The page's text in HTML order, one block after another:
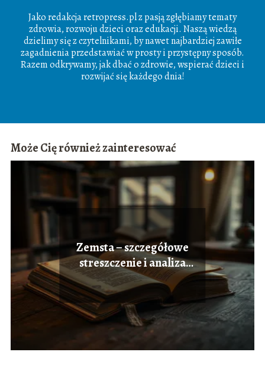
Jako redakcja retropress.pl z pasją zgłębiamy tematy
zdrowia, rozwoju dzieci oraz edukacji. Naszą wiedzą
dzielimy się z czytelnikami, by nawet najbardziej zawiłe
zagadnienia przedstawiać w prosty i przystępny sposób.
Razem odkrywamy, jak dbać o zdrowie, wspierać dzieci i
rozwijać się każdego dnia!
Może Cię również zainteresować
Zemsta – szczegółowe
streszczenie i analiza
dramatu